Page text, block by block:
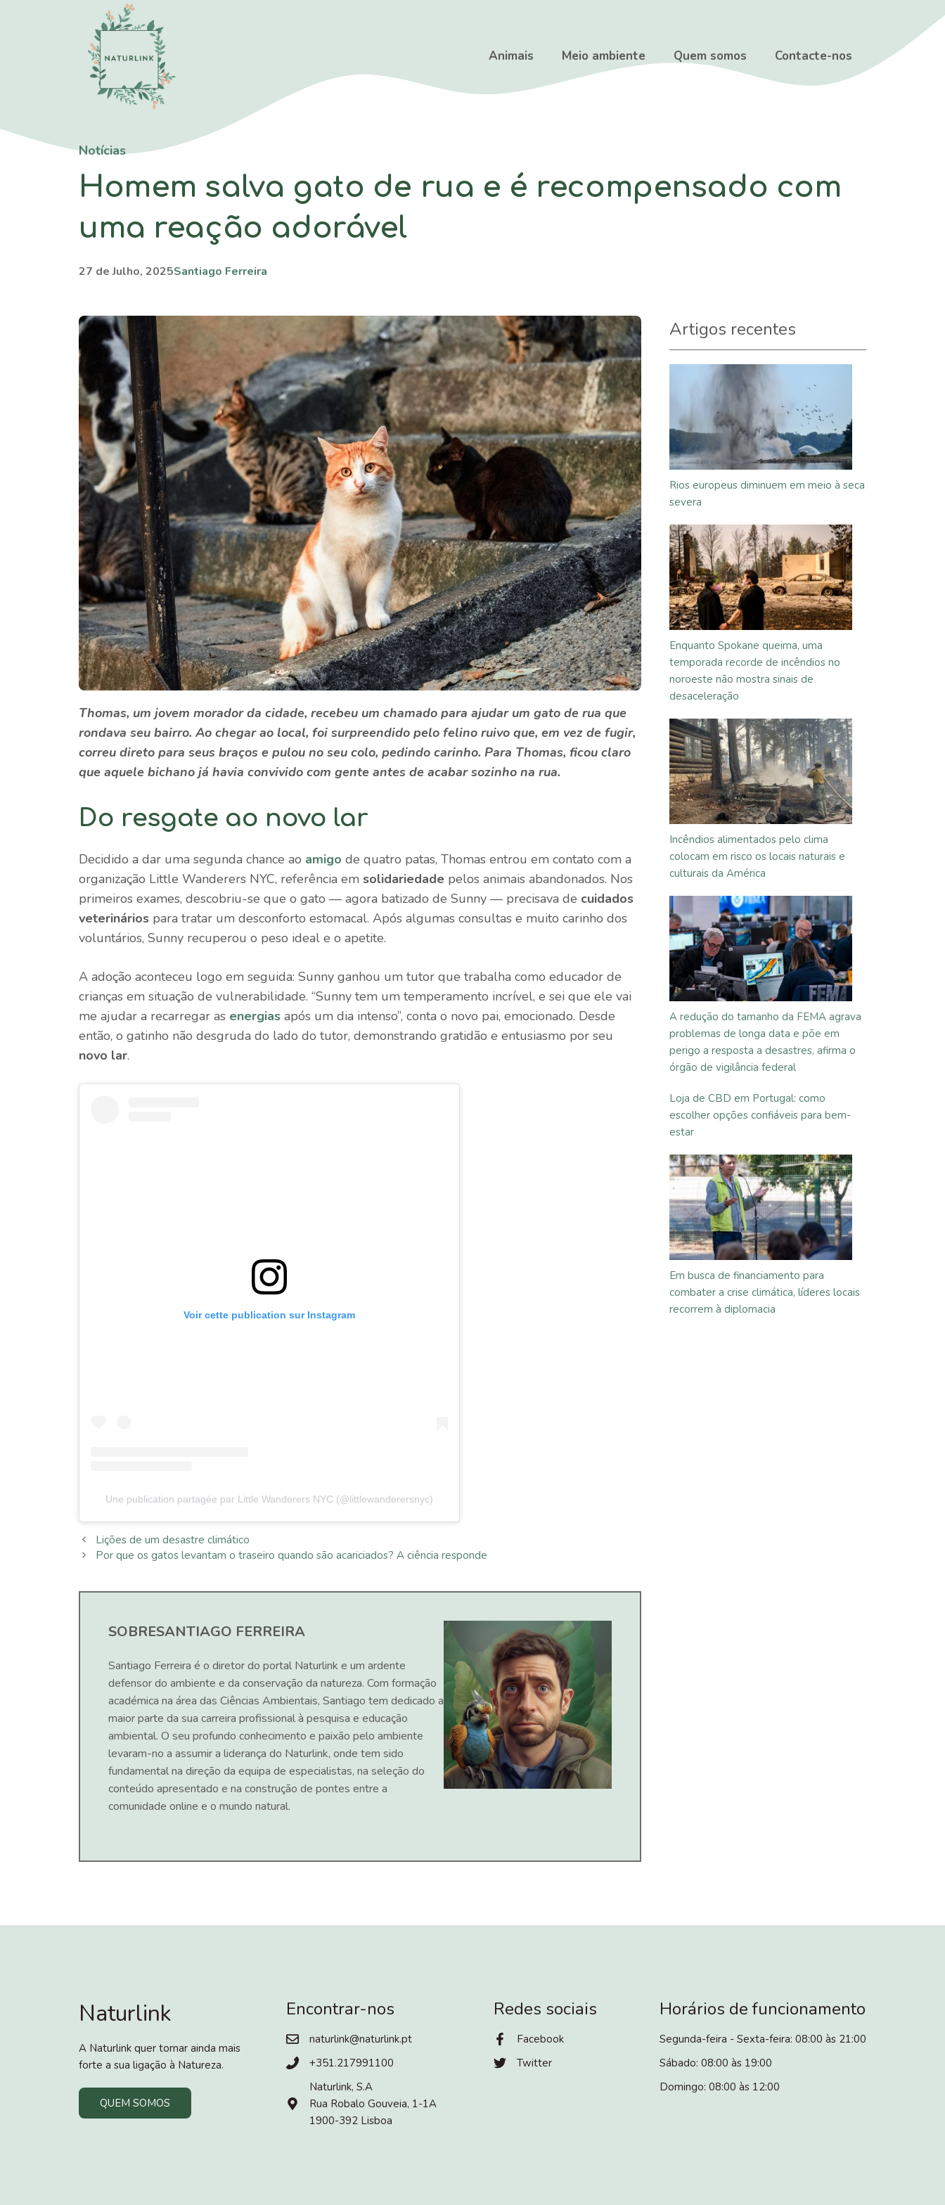
Animais Meio ambiente Quem somos Contacte-nos
Notícias
Homem salva gato de rua e é recompensado com
uma reação adorável
27 de Julho, 2025Santiago Ferreira
Thomas, um jovem morador da cidade, recebeu um chamado para ajudar um gato de rua que
rondava seu bairro. Ao chegar ao local, foi surpreendido pelo felino ruivo que, em vez de fugir,
correu direto para seus braços e pulou no seu colo, pedindo carinho. Para Thomas, ficou claro
que aquele bichano já havia convivido com gente antes de acabar sozinho na rua.
Do resgate ao novo lar
Decidido a dar uma segunda chance ao amigo de quatro patas, Thomas entrou em contato com a
organização Little Wanderers NYC, referência em solidariedade pelos animais abandonados. Nos
primeiros exames, descobriu-se que o gato — agora batizado de Sunny — precisava de cuidados
veterinários para tratar um desconforto estomacal. Após algumas consultas e muito carinho dos
voluntários, Sunny recuperou o peso ideal e o apetite.
A adoção aconteceu logo em seguida: Sunny ganhou um tutor que trabalha como educador de
crianças em situação de vulnerabilidade. “Sunny tem um temperamento incrível, e sei que ele vai
me ajudar a recarregar as energias após um dia intenso”, conta o novo pai, emocionado. Desde
então, o gatinho não desgruda do lado do tutor, demonstrando gratidão e entusiasmo por seu
novo lar.
Voir cette publication sur Instagram
Une publication partagée par Little Wanderers NYC (@littlewanderersnyc)
Lições de um desastre climático
Por que os gatos levantam o traseiro quando são acariciados? A ciência responde
SOBRESANTIAGO FERREIRA
Santiago Ferreira é o diretor do portal Naturlink e um ardente
defensor do ambiente e da conservação da natureza. Com formação
académica na área das Ciências Ambientais, Santiago tem dedicado a
maior parte da sua carreira profissional à pesquisa e educação
ambiental. O seu profundo conhecimento e paixão pelo ambiente
levaram-no a assumir a liderança do Naturlink, onde tem sido
fundamental na direção da equipa de especialistas, na seleção do
conteúdo apresentado e na construção de pontes entre a
comunidade online e o mundo natural.
Artigos recentes
Rios europeus diminuem em meio à seca
severa
Enquanto Spokane queima, uma
temporada recorde de incêndios no
noroeste não mostra sinais de
desaceleração
Incêndios alimentados pelo clima
colocam em risco os locais naturais e
culturais da América
A redução do tamanho da FEMA agrava
problemas de longa data e põe em
perigo a resposta a desastres, afirma o
órgão de vigilância federal
Loja de CBD em Portugal: como
escolher opções confiáveis para bem-
estar
Em busca de financiamento para
combater a crise climática, líderes locais
recorrem à diplomacia
Naturlink
A Naturlink quer tornar ainda mais
forte a sua ligação à Natureza.
QUEM SOMOS
Encontrar-nos
naturlink@naturlink.pt
+351.217991100
Naturlink, S.A
Rua Robalo Gouveia, 1-1A
1900-392 Lisboa
Redes sociais
Facebook
Twitter
Horários de funcionamento
Segunda-feira - Sexta-feira: 08:00 às 21:00
Sábado: 08:00 às 19:00
Domingo: 08:00 às 12:00